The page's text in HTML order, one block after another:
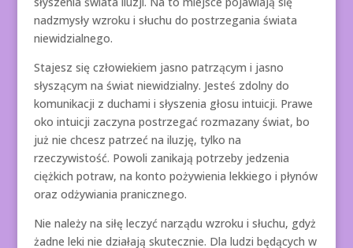
nadzmysły wzroku i słuchu do postrzegania świata
niewidzialnego.
Stajesz się człowiekiem jasno patrzącym i jasno
słyszącym na świat niewidzialny. Jesteś zdolny do
komunikacji z duchami i słyszenia głosu intuicji. Prawe
oko intuicji zaczyna postrzegać rozmazany świat, bo
już nie chcesz patrzeć na iluzję, tylko na
rzeczywistość. Powoli zanikają potrzeby jedzenia
ciężkich potraw, na konto pożywienia lekkiego i płynów
oraz odżywiania pranicznego.
Nie należy na siłę leczyć narządu wzroku i słuchu, gdyż
żadne leki nie działają skutecznie. Dla ludzi będących w